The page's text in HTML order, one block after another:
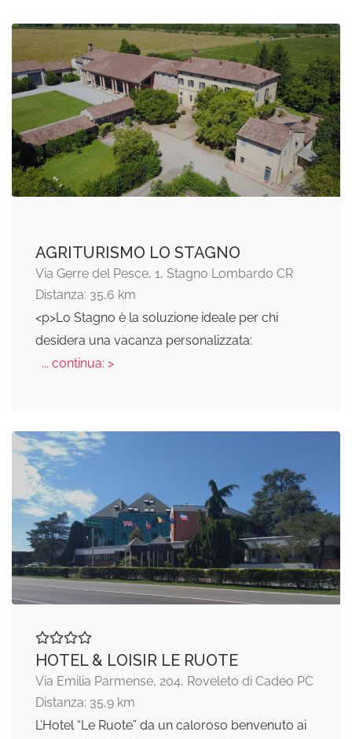
AGRITURISMO LO STAGNO
Via Gerre del Pesce, 1, Stagno Lombardo CR
Distanza: 35,6 km
<p>Lo Stagno è la soluzione ideale per chi
desidera una vacanza personalizzata:
... continua: >
HOTEL & LOISIR LE RUOTE
Via Emilia Parmense, 204, Roveleto di Cadeo PC
Distanza: 35,9 km
L’Hotel “Le Ruote” da un caloroso benvenuto ai